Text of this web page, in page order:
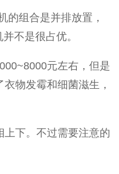
组合是并排放置，
不是很占优。
元左右，但是
物发霉和细菌滋生，
上下。不过需要注意的